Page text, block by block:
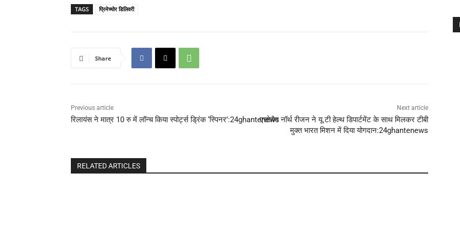
TAGS प्रिमेच्योर डिलिवरी
Share
Previous article
रिलायंस ने मात्र 10 रु में लॉन्च किया स्पोर्ट्स ड्रिंक ‘स्पिनर’:24ghantenews
Next article
एसोचैम नॉर्थ रीजन ने यू.टी हेल्थ डिपार्टमेंट के साथ मिलकर टीबी
मुक्त भारत मिशन में दिया योगदान:24ghantenews
RELATED ARTICLES